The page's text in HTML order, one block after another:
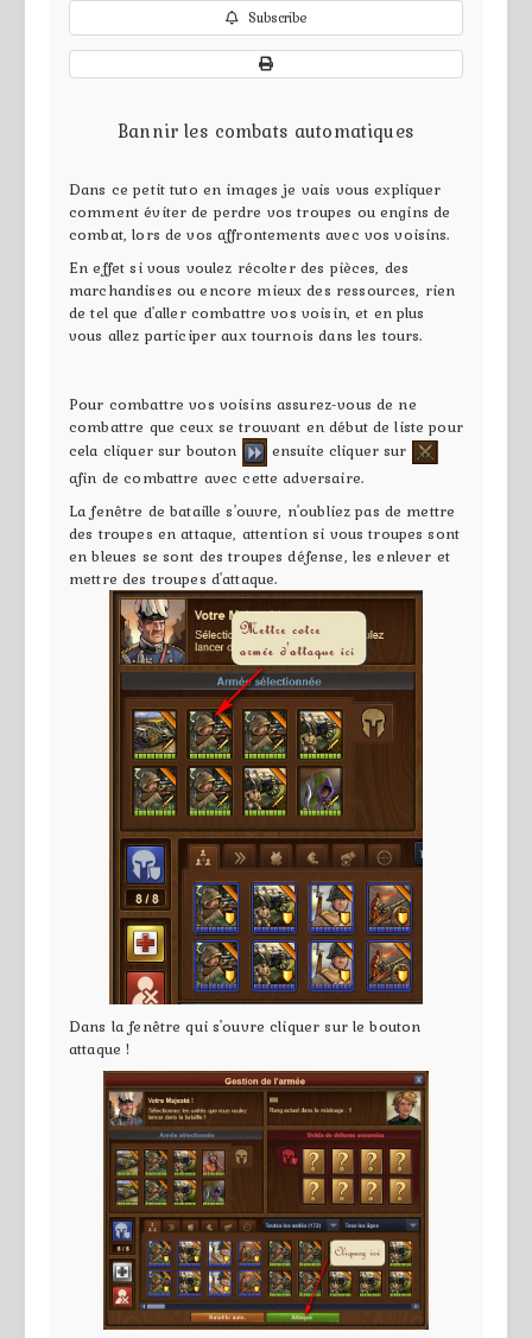
Subscribe
Bannir les combats automatiques
Dans ce petit tuto en images je vais vous expliquer
comment éviter de perdre vos troupes ou engins de
combat, lors de vos affrontements avec vos voisins.
En effet si vous voulez récolter des pièces, des
marchandises ou encore mieux des ressources, rien
de tel que d'aller combattre vos voisin, et en plus
vous allez participer aux tournois dans les tours.
Pour combattre vos voisins assurez-vous de ne
combattre que ceux se trouvant en début de liste pour
cela cliquer sur bouton
ensuite cliquer sur
afin de combattre avec cette adversaire.
La fenêtre de bataille s'ouvre, n'oubliez pas de mettre
des troupes en attaque, attention si vous troupes sont
en bleues se sont des troupes défense, les enlever et
mettre des troupes d'attaque.
Dans la fenêtre qui s'ouvre cliquer sur le bouton
attaque !